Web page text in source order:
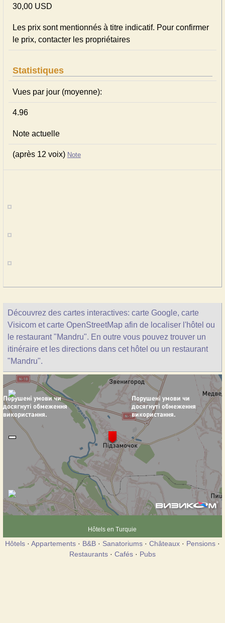
30,00 USD
Les prix sont mentionnés à titre indicatif. Pour confirmer
le prix, contacter les propriétaires
Statistiques
Vues par jour (moyenne):
4.96
Note actuelle
(après 12 voix) Note
Découvrez des cartes interactives: carte Google, carte
Visicom et carte OpenStreetMap afin de localiser l'hôtel ou
le restaurant "Mandru". En outre vous pouvez trouver un
itinéraire et les directions dans cet hôtel ou un restaurant
"Mandru".
Hôtels en Turquie
Hôtels · Appartements · B&B · Sanatoriums · Châteaux · Pensions ·
Restaurants · Cafés · Pubs